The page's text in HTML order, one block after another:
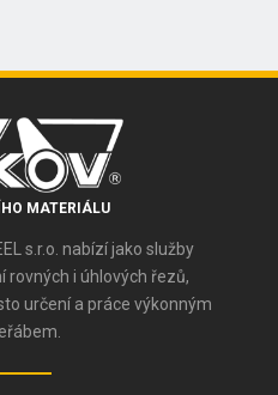
MATERIÁLU
s.r.o. nabízí jako služby
rovných i úhlových řezů,
určení a práce výkonným